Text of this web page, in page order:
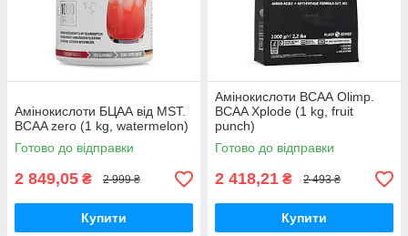
Амінокислоти БЦАА від MST.
BCAA zero (1 kg, watermelon)
Готово до відправки
2 849,05 ₴ 2 999 ₴
Купити
Амінокислоти ВСАА Olimp.
BCAA Xplode (1 kg, fruit
punch)
Готово до відправки
2 418,21 ₴ 2 493 ₴
Купити